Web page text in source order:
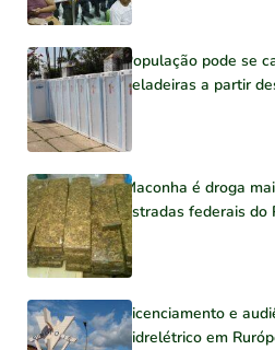
População pode se
geladeiras a partir
Maconha é droga
estradas federais do
Licenciamento e
hidrelétrico em